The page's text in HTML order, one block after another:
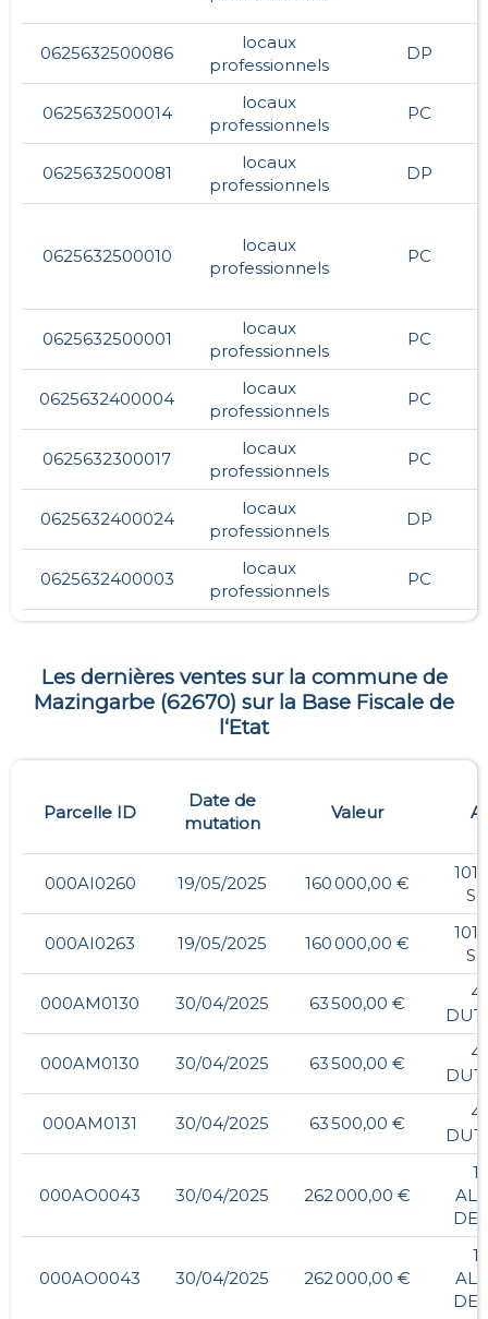
0625632500086
locaux
professionnels
DP
0625632500014
locaux
professionnels
PC
0625632500081
locaux
professionnels
DP
0625632500010
locaux
professionnels
PC
0625632500001
locaux
professionnels
PC
0625632400004
locaux
professionnels
PC
0625632300017
locaux
professionnels
PC
0625632400024
locaux
professionnels
DP
0625632400003
locaux
professionnels
PC
Les dernières ventes sur la commune de
Mazingarbe (62670) sur la Base Fiscale de
l‘Etat
Parcelle ID
Date de
mutation
Valeur
000AI0260 19/05/2025 160 000,00 €
000AI0263 19/05/2025 160 000,00 €
000AM0130 30/04/2025 63 500,00 €
000AM0130 30/04/2025 63 500,00 €
000AM0131 30/04/2025 63 500,00 €
000AO0043 30/04/2025 262 000,00 €
000AO0043 30/04/2025 262 000,00 €